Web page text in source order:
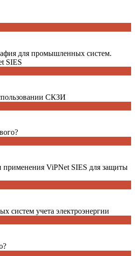
для промышленных систем.
SIES
СКЗИ
применения ViPNet SIES для защиты
систем учета электроэнергии